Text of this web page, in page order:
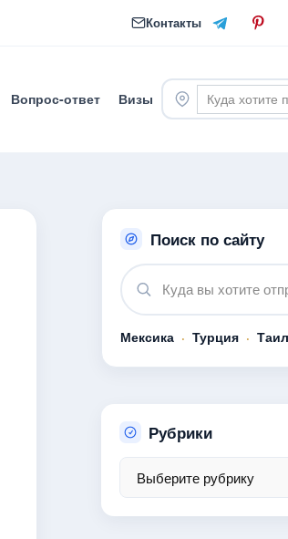
Контакты
Вопрос-ответ Визы
Поиск по сайту
Мексика · Турция ·
Рубрики